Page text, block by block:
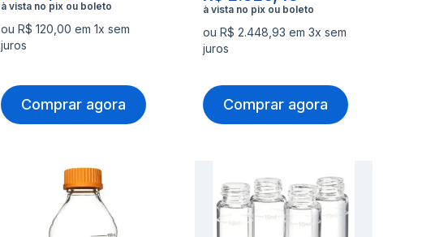
ou R$ 120,00 em 1x sem
juros
Comprar agora
ou R$ 2.448,93 em 3x sem
juros
Comprar agora
Adicionar
Adicionar
Adicionar
àAdicionar